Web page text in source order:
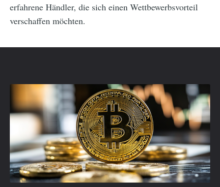
erfahrene Händler, die sich einen Wettbewerbsvorteil
verschaffen möchten.